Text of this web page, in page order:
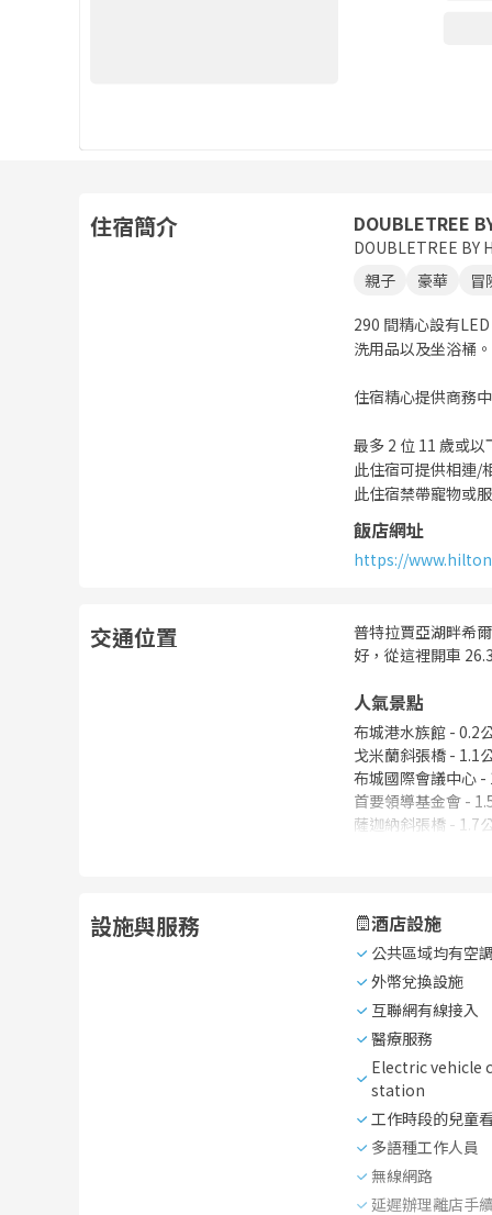
住宿簡介 DOUBLETREE
DOUBLETREE BY
親子
豪華
冒
290 間精心設有
洗用品以及坐浴桶
住宿精心提供商務
最多 2 位 11 歲或
此住宿可提供相連/
此住宿禁帶寵物或
飯店網址
https://
交通位置
普特拉賈亞湖畔希
好，從這裡開車
人氣景點
布城港水族館 - 0.2
戈米蘭斜張橋 - 1.1
布城國際會議中心 -
首要領導基金會 -
薩迦納斜張橋 - 1.7
設施與服務 酒店設施
公共區域均有空
外幣兌換設施
互聯網有線接入
醫療服務
Electric vehicle
station
工作時段的兒童
多語種工作人員
無線網路
延遲辦理離店手